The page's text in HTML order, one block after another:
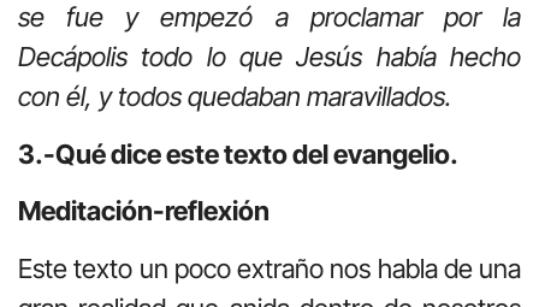
se fue y empezó a proclamar por la
Decápolis todo lo que Jesús había hecho
con él, y todos quedaban maravillados.
3.-Qué dice este texto del evangelio.
Meditación-reflexión
Este texto un poco extraño nos habla de una